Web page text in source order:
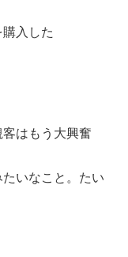
入した
はもう大興奮
いなこと。たい